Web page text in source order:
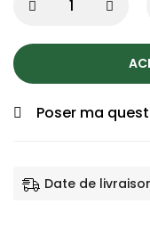
Poser ma
Date de